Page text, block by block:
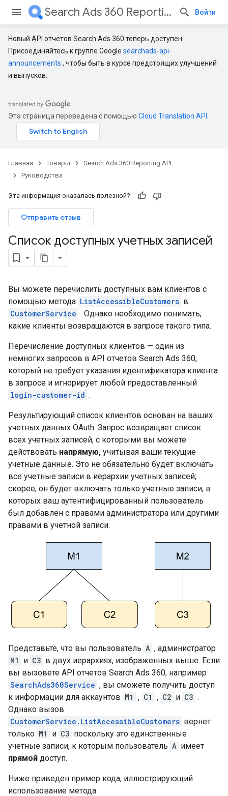
Search Ads 360 Reporting API Войти
Новый API отчетов Search Ads 360 теперь доступен.
Присоединяйтесь к группе Google searchads-api-
announcements , чтобы быть в курсе предстоящих улучшений
и выпусков.
Эта страница переведена с помощью Cloud Translation API
Главная Товары
Search Ads 360 Reporting API
Руководства
Эта информация оказалась полезной?
Отправить отзыв
Список доступных учетных записей
Вы можете перечислить доступных вам клиентов с
помощью метода ListAccessibleCustomers в
CustomerService . Однако необходимо понимать,
какие клиенты возвращаются в запросе такого типа.
Перечисление доступных клиентов — один из
немногих запросов в API отчетов Search Ads 360,
который не требует указания идентификатора клиента
в запросе и игнорирует любой предоставленный
login-customer-id .
Результирующий список клиентов основан на ваших
учетных данных OAuth. Запрос возвращает список
всех учетных записей, с которыми вы можете
действовать напрямую, учитывая ваши текущие
учетные данные. Это не обязательно будет включать
все учетные записи в иерархии учетных записей;
скорее, он будет включать только учетные записи, в
которых ваш аутентифицированный пользователь
был добавлен с правами администратора или другими
правами в учетной записи.
Представьте, что вы пользователь A , администратор
M1
и C3 в двух иерархиях, изображенных выше. Если
вы вызовете API отчетов Search Ads 360, например
SearchAds360Service , вы сможете получить доступ
к информации для аккаунтов M1 , C1 , C2 и C3 .
Однако вызов
CustomerService.ListAccessibleCustomers вернет
только M1 и C3 поскольку это единственные
учетные записи, к которым пользователь A имеет
прямой доступ.
Ниже приведен пример кода, иллюстрирующий
использование метода